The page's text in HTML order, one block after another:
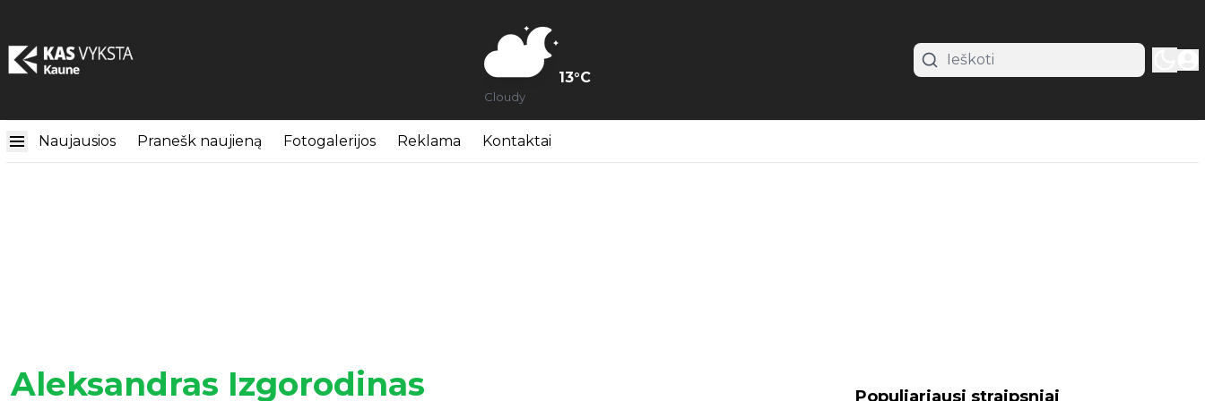
13°C
Cloudy
Naujausios Pranešk naujieną Fotogalerijos Reklama Kontaktai
Aleksandras Izgorodinas Populiariausi straipsniai